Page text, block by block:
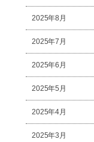
2025年8月
2025年7月
2025年6月
2025年5月
2025年4月
2025年3月